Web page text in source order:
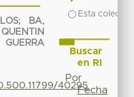
;
BA,
QUENTIN
GUERRA
40295
Esta
Buscar
en RI
Por
Fecha